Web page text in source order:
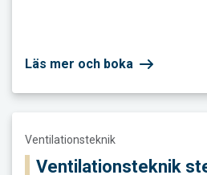
Läs mer och boka
Ventilationsteknik
Ventilationsteknik